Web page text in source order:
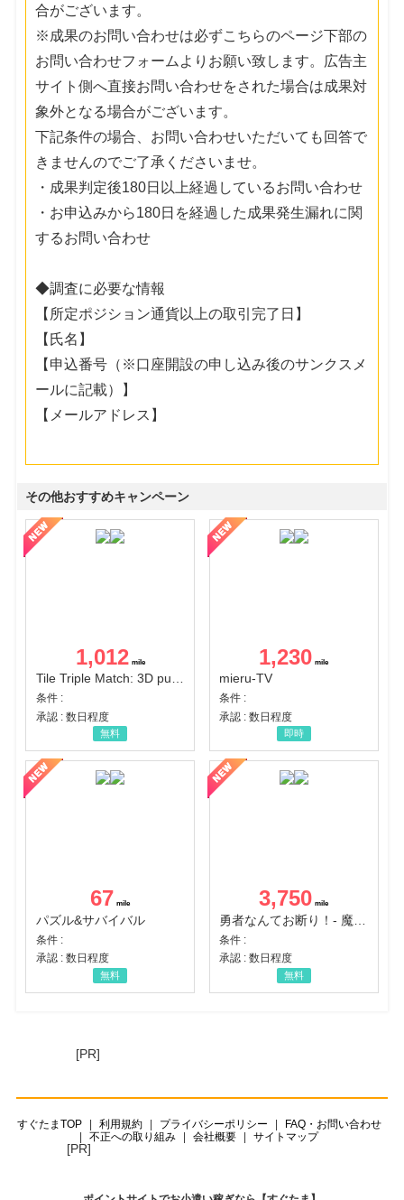
合がございます。
※成果のお問い合わせは必ずこちらのページ下部の
お問い合わせフォームよりお願い致します。広告主
サイト側へ直接お問い合わせをされた場合は成果対
象外となる場合がございます。
下記条件の場合、お問い合わせいただいても回答で
きませんのでご了承くださいませ。
・成果判定後180日以上経過しているお問い合わせ
・お申込みから180日を経過した成果発生漏れに関
するお問い合わせ
◆調査に必要な情報
【所定ポジション通貨以上の取引完了日】
【氏名】
【申込番号（※口座開設の申し込み後のサンクスメ
ールに記載）】
【メールアドレス】
その他おすすめキャンペーン
1,012
Tile Triple Match: 3D puzzle
条件 :
承認 : 数日程度
無料
1,230
mieru-TV
条件 :
承認 : 数日程度
即時
67
パズル&サバイバル
条件 :
承認 : 数日程度
無料
3,750
条件 :
承認 : 数日程度
無料
[PR]
すぐたまTOP 利用規約 プライバシーポリシー
FAQ・お問い合わせ
不正への取り組み
会社概要 サイトマップ
[PR]